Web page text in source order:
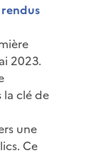
2023.
la clé de
une
Ce